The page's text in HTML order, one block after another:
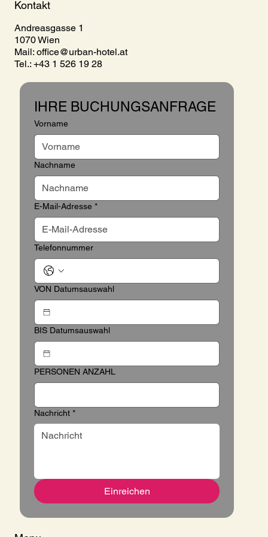
Kontakt
Andreasgasse 1
1070 Wien
Mail:office@urban-hotel.at
Tel.: +43 1 526 19 28
IHRE BUCHUNGSANFRAGE
Vorname
Nachname
E-Mail-Adresse *
Telefonnummer
VON Datumsauswahl
BIS Datumsauswahl
PERSONEN ANZAHL
Nachricht *
Einreichen